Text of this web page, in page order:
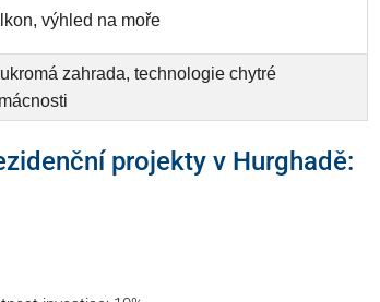
výhled na moře
zahrada, technologie chytré
projekty v Hurghadě: